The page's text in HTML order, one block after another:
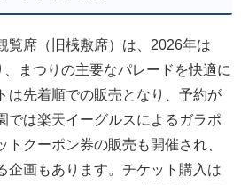
覧席（旧桟敷席）は、2026年は
まつりの主要なパレードを快適に
は先着順での販売となり、予約が
では楽天イーグルスによるガラポ
トクーポン券の販売も開催され、
企画もあります。チケット購入は